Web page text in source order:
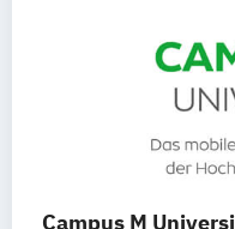
Campus M